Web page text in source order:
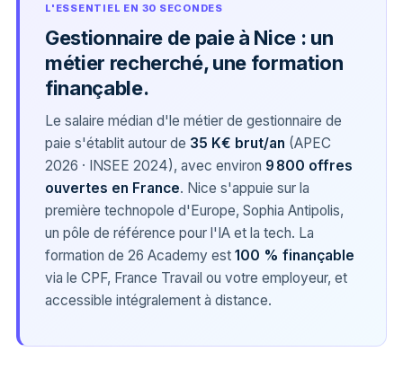
L'ESSENTIEL EN 30 SECONDES
Gestionnaire de paie à Nice : un
métier recherché, une formation
finançable.
Le salaire médian d'le métier de gestionnaire de
paie s'établit autour de 35 K€ brut/an (APEC
2026 · INSEE 2024), avec environ 9 800 offres
ouvertes en France. Nice s'appuie sur la
première technopole d'Europe, Sophia Antipolis,
un pôle de référence pour l'IA et la tech. La
formation de 26 Academy est 100 % finançable
via le CPF, France Travail ou votre employeur, et
accessible intégralement à distance.